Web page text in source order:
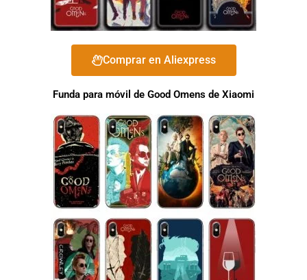
Comprar en Aliexpress
Funda para móvil de Good Omens de Xiaomi